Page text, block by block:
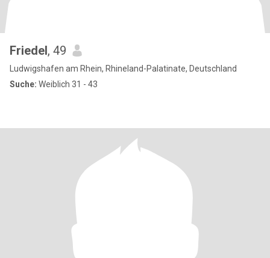
Friedel, 49
Ludwigshafen am Rhein, Rhineland-Palatinate, Deutschland
Suche: Weiblich 31 - 43